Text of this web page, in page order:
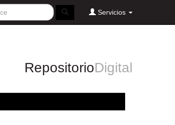
Servicios
RepositorioDigital